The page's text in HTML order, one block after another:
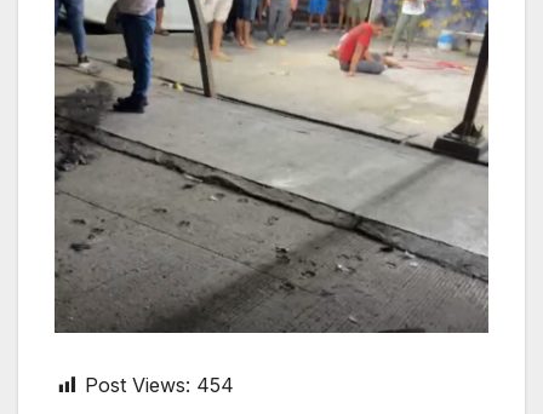
Post Views: 454